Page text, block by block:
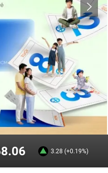
3.28 (+0.19%)